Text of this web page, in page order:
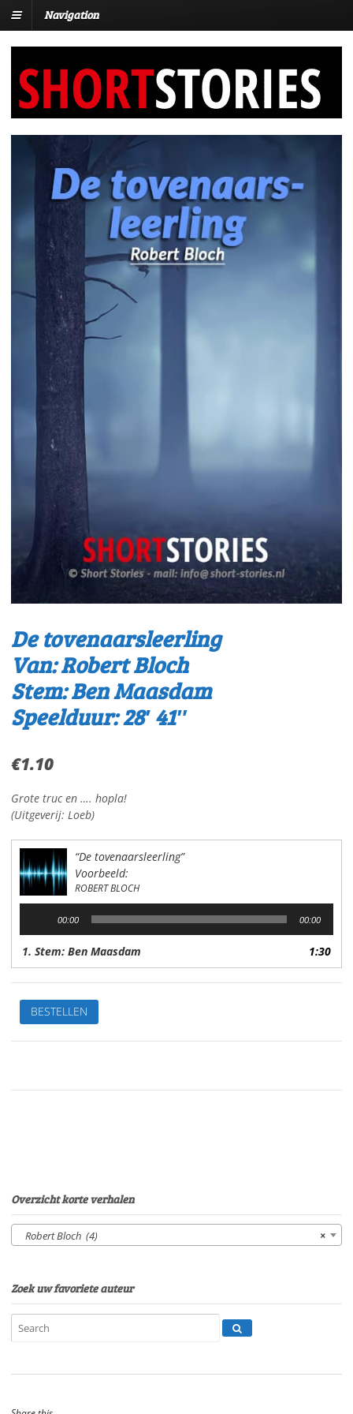
Navigation
De tovenaarsleerling
Van: Robert Bloch
Stem: Ben Maasdam
Speelduur: 28′ 41″
€1.10
Grote truc en …. hopla!
(Uitgeverij: Loeb)
“De tovenaarsleerling”
Voorbeeld:
ROBERT BLOCH
00:00 00:00
1. Stem: Ben Maasdam 1:30
De
tovenaarsleerlingVan:
Robert
MaasdamSpeelduur:
BESTELLEN
Overzicht korte verhalen
×
Robert Bloch (4)
Zoek uw favoriete auteur